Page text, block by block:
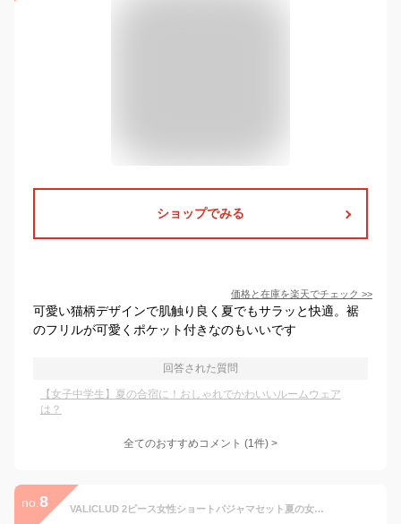
ショップでみる
価格と在庫を楽天でチェック >>
可愛い猫柄デザインで肌触り良く夏でもサラッと快適。裾
のフリルが可愛くポケット付きなのもいいです
回答された質問
【女子中学生】夏の合宿に！おしゃれでかわいいルームウェア
は？
全てのおすすめコメント (1件) >
no. 8 VALICLUD 2ピース女性ショートパジャマセット夏の女性パジャマツーピース綿牛homewear半袖カーディガンナ